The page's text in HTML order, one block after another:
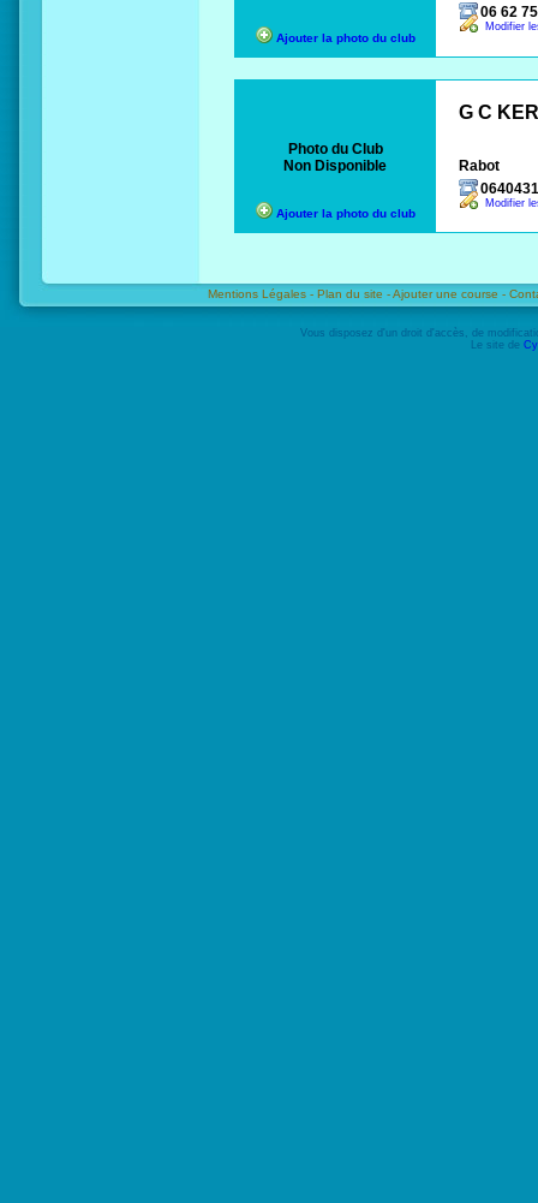
Ajouter la photo du club
06 62
Modifier
Photo du Club
Non Disponible
Ajouter la photo du club
G C
Rabot
Modifier
Mentions Légales - Plan du site -Ajouter une course -
Vous disposez d'un droit d'accès, de
Le site de